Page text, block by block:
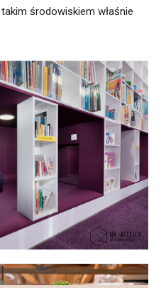
środowiskiem właśnie